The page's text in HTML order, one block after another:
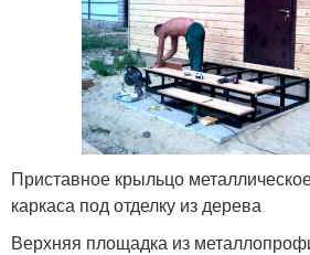
Приставное крыльцо
каркаса под отделку из дерева
Верхняя площадка из